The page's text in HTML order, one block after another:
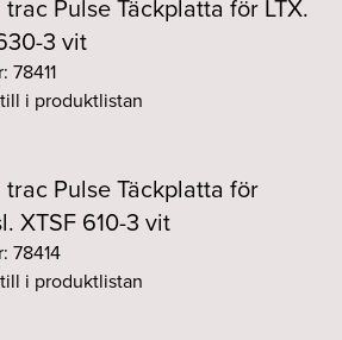
Pulse Täckplatta för LTX.
3 vit
78411
i produktlistan
Pulse Täckplatta för
XTSF 610-3 vit
78414
i produktlistan